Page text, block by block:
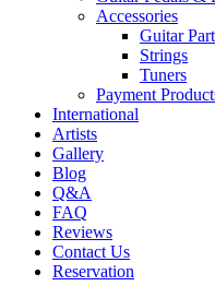
Accessories
Guitar
Strings
Tuners
Payment
International
Artists
Gallery
Blog
Q&A
FAQ
Reviews
Contact Us
Reservation